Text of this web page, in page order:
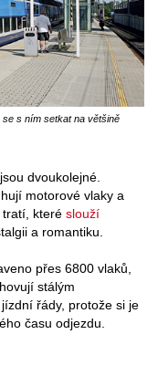
se s ním setkat na většině
dvoukolejné.
motorové vlaky a
tratí, které slouží
a romantiku.
přes 6800 vlaků,
stálým
řády, protože si je
času odjezdu.